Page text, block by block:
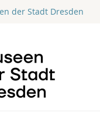
der Stadt Dresden